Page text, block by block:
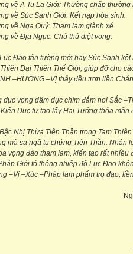
về A Tu La Giới: Thường chấp thường
về Súc Sanh Giới: Kết nạp hóa sinh.
về Ngạ Quỷ: Tham lam giành xé.
về Địa Ngục: Chủ thủ diệt vong.
Lục Đạo tận tường mới hay Súc Sanh
Thiên Đại Thiên Thế Giới, giúp đỡ cho
–HƯƠNG –VỊ thảy đều trơn liền
dục vọng dâm dục chìm đắm nơi Sắc
Dục tự tạo lấy Hai Tướng thỏa mãn
Nhị Thừa Tiên Thần trong Tam
mà sa ngã tu chứng Tiên Thần. Nhân
vọng đảo tham lam, kiến tạo rất
Giới tỏ thông nhiếp độ Lục Đạo
–Vị –Xúc –Pháp làm phẩm trợ đạo,